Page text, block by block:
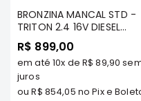
BRONZINA MANCAL STD -
TRITON 2.4 16V DIESEL
2016/... (4N15)/ PAJERO
SPORT 2.4 DIESEL 2.4 16V
2016/.. - BC814/STD -
MAHLE METAL LEVE -
BC814/STD
R$ 899,00
em até 10x de R$ 89,90
juros
ouR$ 854,05 no Pix e